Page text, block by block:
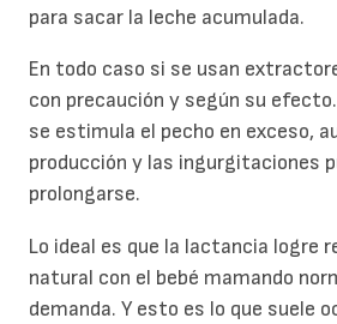
para sacar la leche acumulada.
En todo caso si se usan
con precaución y según su
se estimula el pecho en exceso,
producción y las ingurgitaciones
prolongarse.
Lo ideal es que la lactancia logre
natural con el bebé mamando
demanda. Y esto es lo que suele